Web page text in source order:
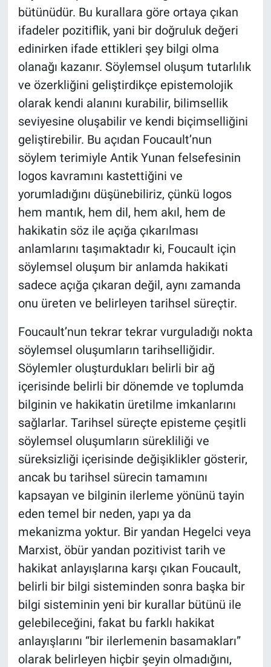
bütünüdür. Bu kurallara göre ortaya çıkan
ifadeler pozitiflik, yani bir doğruluk değeri
edinirken ifade ettikleri şey bilgi olma
olanağı kazanır. Söylemsel oluşum tutarlılık
ve özerkliğini geliştirdikçe epistemolojik
olarak kendi alanını kurabilir, bilimsellik
seviyesine oluşabilir ve kendi biçimselliğini
geliştirebilir. Bu açıdan Foucault’nun
söylem terimiyle Antik Yunan felsefesinin
logos kavramını kastettiğini ve
yorumladığını düşünebiliriz, çünkü logos
hem mantık, hem dil, hem akıl, hem de
hakikatin söz ile açığa çıkarılması
anlamlarını taşımaktadır ki, Foucault için
söylemsel oluşum bir anlamda hakikati
sadece açığa çıkaran değil, aynı zamanda
onu üreten ve belirleyen tarihsel süreçtir.
Foucault’nun tekrar tekrar vurguladığı nokta
söylemsel oluşumların tarihselliğidir.
Söylemler oluşturdukları belirli bir ağ
içerisinde belirli bir dönemde ve toplumda
bilginin ve hakikatin üretilme imkanlarını
sağlarlar. Tarihsel süreçte episteme çeşitli
söylemsel oluşumların sürekliliği ve
süreksizliği içerisinde değişiklikler gösterir,
ancak bu tarihsel sürecin tamamını
kapsayan ve bilginin ilerleme yönünü tayin
eden temel bir neden, yapı ya da
mekanizma yoktur. Bir yandan Hegelci veya
Marxist, öbür yandan pozitivist tarih ve
hakikat anlayışlarına karşı çıkan Foucault,
belirli bir bilgi sisteminden sonra başka bir
bilgi sisteminin yeni bir kurallar bütünü ile
gelebileceğini, fakat bu farklı hakikat
anlayışlarını “bir ilerlemenin basamakları”
olarak belirleyen hiçbir şeyin olmadığını,